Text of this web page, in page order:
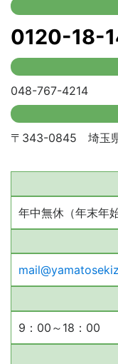
0120-18-
048-767-4214
〒343-0845 埼玉
年中無休（年末年
9：00～18：00